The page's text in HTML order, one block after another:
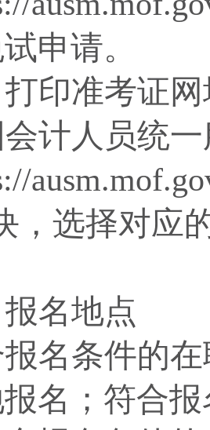
申请。
印准考证
计人员统
，选择对应
名地点
名条件的
名；符合